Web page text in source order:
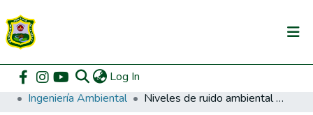
Log In
Communities & Collections
All of DSpace
Home Pregrado
Ingeniería Ambiental
Niveles de ruido ambiental en el horario laboral de la municipalidad distrital de Ate de setiembre a diciembre 2021